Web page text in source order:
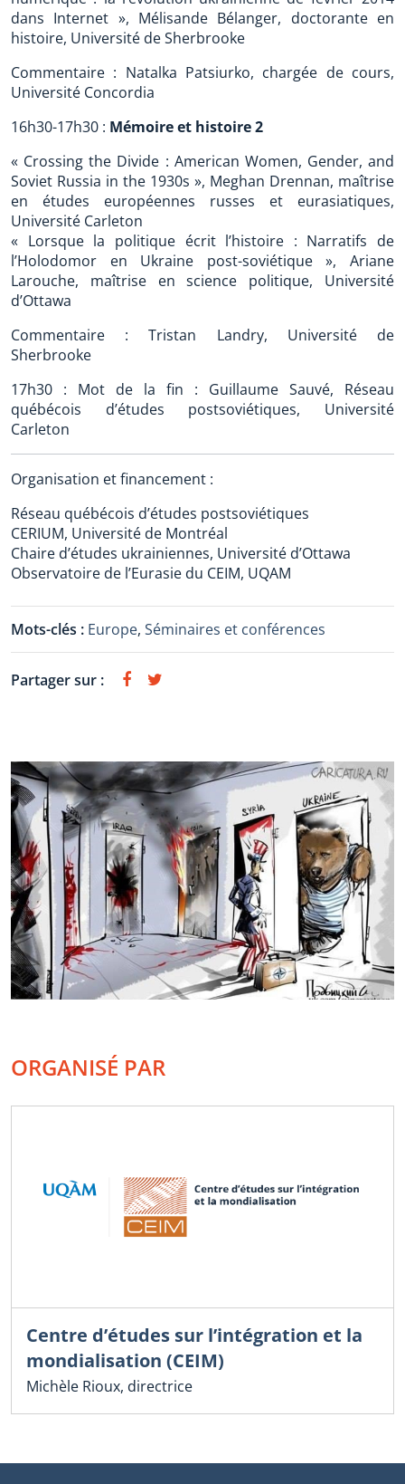
dans Internet », Mélisande Bélanger, doctorante en
histoire, Université de Sherbrooke
Commentaire : Natalka Patsiurko, chargée de cours,
Université Concordia
16h30-17h30 : Mémoire et histoire 2
« Crossing the Divide : American Women, Gender, and
Soviet Russia in the 1930s », Meghan Drennan, maîtrise
en études européennes russes et eurasiatiques,
Université Carleton
« Lorsque la politique écrit l’histoire : Narratifs de
l’Holodomor en Ukraine post-soviétique », Ariane
Larouche, maîtrise en science politique, Université
d’Ottawa
Commentaire : Tristan Landry, Université de
Sherbrooke
17h30 : Mot de la fin : Guillaume Sauvé, Réseau
québécois d’études postsoviétiques, Université
Carleton
Organisation et financement :
Réseau québécois d’études postsoviétiques
CERIUM, Université de Montréal
Chaire d’études ukrainiennes, Université d’Ottawa
Observatoire de l’Eurasie du CEIM, UQAM
Mots-clés : Europe, Séminaires et conférences
Partager sur :
ORGANISÉ PAR
Centre d’études sur l’intégration et la
mondialisation (CEIM)
Michèle Rioux, directrice